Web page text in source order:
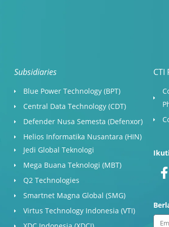
Subsidiaries
Blue Power Technology (BPT)​
Central Data Technology (CDT)
Defender Nusa Semesta (Defenxor)
Helios Informatika Nusantara (HIN)
Jedi Global Teknologi
Mega Buana Teknologi (MBT)
Q2 Technologies
Smartnet Magna Global (SMG)
Virtus Technology Indonesia (VTI)
CTI
F
a